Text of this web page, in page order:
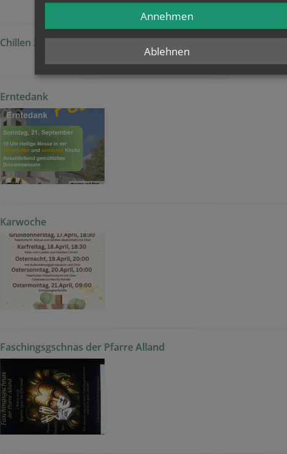
Chillen 20/26
Erntedank
Karwoche
Faschingsgschnas der Pfarre Alland
Ablehnen
Annehmen